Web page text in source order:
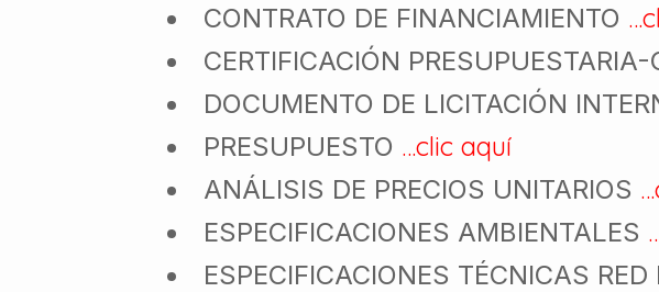
CONTRATO DE FINANCIAMIENTO
CERTIFICACIÓN
DOCUMENTO DE LICITACIÓN
PRESUPUESTO …clic aquí
ANÁLISIS DE PRECIOS UNITARIOS
ESPECIFICACIONES AMBIENTALES
ESPECIFICACIONES TÉCNICAS